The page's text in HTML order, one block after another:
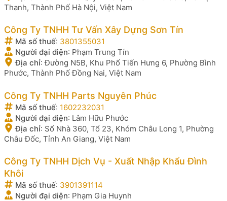
Thanh, Thành Phố Hà Nội, Việt Nam
Công Ty TNHH Tư Vấn Xây Dựng Sơn Tín
Mã số thuế: 3801355031
Người đại diện: Phạm Trung Tín
Địa chỉ:Đường N5B, Khu Phố Tiến Hưng 6, Phường Bình
Phước, Thành Phố Đồng Nai, Việt Nam
Công Ty TNHH Parts Nguyên Phúc
Mã số thuế: 1602232031
Người đại diện: Lâm Hữu Phước
Địa chỉ: Số Nhà 360, Tổ 23, Khóm Châu Long 1, Phường
Châu Đốc, Tỉnh An Giang, Việt Nam
Công Ty TNHH Dịch Vụ - Xuất Nhập Khẩu Đình
Khôi
Mã số thuế: 3901391114
Người đại diện: Phạm Gia Huynh